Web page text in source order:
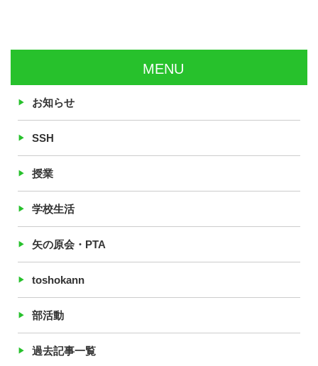
MENU
お知らせ
SSH
授業
学校生活
矢の原会・PTA
toshokann
部活動
過去記事一覧